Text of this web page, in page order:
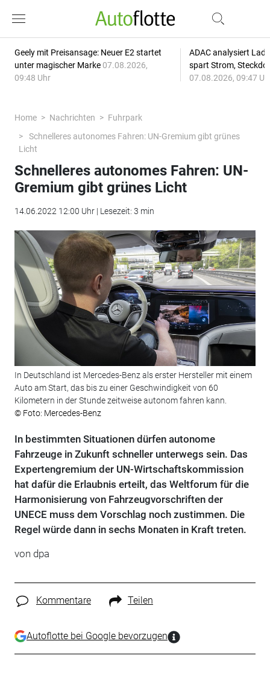
Geely mit Preisansage: Neuer E2 startet
unter magischer Marke 07.08.2026,
09:48 Uhr
ADAC analysiert
spart Strom,
07.08.2026, 09:47
Home Nachrichten
Fuhrpark
Schnelleres autonomes Fahren: UN-Gremium gibt grünes
Licht
Schnelleres autonomes Fahren: UN-
Gremium gibt grünes Licht
14.06.2022 12:00 Uhr | Lesezeit: 3 min
In Deutschland ist Mercedes-Benz als erster Hersteller mit einem
Auto am Start, das bis zu einer Geschwindigkeit von 60
Kilometern in der Stunde zeitweise autonom fahren kann.
© Foto: Mercedes-Benz
In bestimmten Situationen dürfen autonome
Fahrzeuge in Zukunft schneller unterwegs sein. Das
Expertengremium der UN-Wirtschaftskommission
hat dafür die Erlaubnis erteilt, das Weltforum für die
Harmonisierung von Fahrzeugvorschriften der
UNECE muss dem Vorschlag noch zustimmen. Die
Regel würde dann in sechs Monaten in Kraft treten.
von dpa
Kommentare Teilen
Autoflotte bei Google bevorzugen